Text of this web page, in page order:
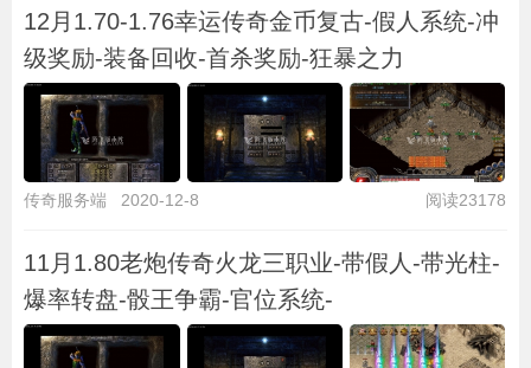
12月1.70-1.76幸运传奇金币复古-假人系统-冲
级奖励-装备回收-首杀奖励-狂暴之力
传奇服务端 2020-12-8 阅读23178
11月1.80老炮传奇火龙三职业-带假人-带光柱-
爆率转盘-骰王争霸-官位系统-